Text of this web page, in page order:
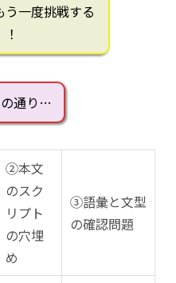
一度挑戦する
通り…
②本文
のスク
リプト
の穴埋
め
③語彙と文型
の確認問題